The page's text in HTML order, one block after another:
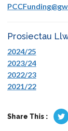
Prosiectau
2024/25
2023/24
2022/23
2021/22
Share This :